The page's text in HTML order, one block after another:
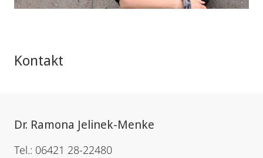
Kontakt
Dr. Ramona Jelinek-Menke
Tel.: 06421 28-22480